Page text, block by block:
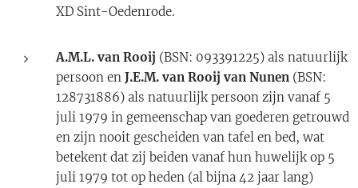
XD Sint-Oedenrode.
A.M.L. van Rooij (BSN: 093391225) als natuurlijk
persoon en J.E.M. van Rooij van Nunen (BSN:
128731886) als natuurlijk persoon zijn vanaf 5
juli 1979 in gemeenschap van goederen getrouwd
en zijn nooit gescheiden van tafel en bed, wat
betekent dat zij beiden vanaf hun huwelijk op 5
juli 1979 tot op heden (al bijna 42 jaar lang)